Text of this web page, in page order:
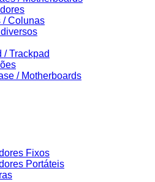
/ Colunas
/ Trackpad
/ Motherboards
Fixos
Portáteis